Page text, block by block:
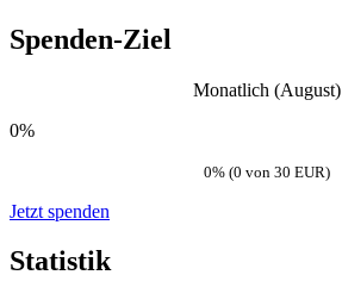
Spenden-Ziel
Monatlich (August)
0%
0% (0 von 30 EUR)
Jetzt spenden
Statistik